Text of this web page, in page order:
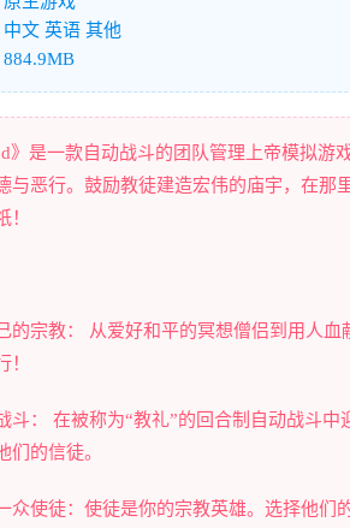
文 英语 其他
》是一款自动战斗的团队管理上帝模拟
与恶行。鼓励教徒建造宏伟的庙宇，在
！
的宗教： 从爱好和平的冥想僧侣到用人
！
斗： 在被称为“教礼”的回合制自动战斗
们的信徒。
众使徒：使徒是你的宗教英雄。选择他们